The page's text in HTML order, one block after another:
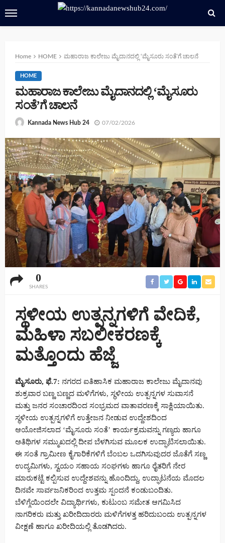
Home HOME ಮಹಾರಾಜ ಕಾಲೇಜು ಮೈದಾನದಲ್ಲಿ ‘ಮೈಸೂರು ಸಂತೆ’ಗೆ ಚಾಲನೆ
HOME
ಮಹಾರಾಜ ಕಾಲೇಜು ಮೈದಾನದಲ್ಲಿ ‘ಮೈಸೂರು
ಸಂತೆ’ಗೆ ಚಾಲನೆ
Kannada News Hub 24 07/02/2026
0
SHARES
ಸ್ಥಳೀಯ ಉತ್ಪನ್ನಗಳಿಗೆ ವೇದಿಕೆ,
ಮಹಿಳಾ ಸಬಲೀಕರಣಕ್ಕೆ
ಮತ್ತೊಂದು ಹೆಜ್ಜೆ
ಮೈಸೂರು, ಫೆ.7: ನಗರದ ಐತಿಹಾಸಿಕ ಮಹಾರಾಜ ಕಾಲೇಜು ಮೈದಾನವು
ಶುಕ್ರವಾರ ಬಣ್ಣ ಬಣ್ಣದ ಮಳಿಗೆಗಳು, ಸ್ಥಳೀಯ ಉತ್ಪನ್ನಗಳ ಸುವಾಸನೆ
ಮತ್ತು ಜನರ ಸಂಚಾರದಿಂದ ಸಂಭ್ರಮದ ವಾತಾವರಣಕ್ಕೆ ಸಾಕ್ಷಿಯಾಯಿತು.
ಸ್ಥಳೀಯ ಉತ್ಪನ್ನಗಳಿಗೆ ಉತ್ತೇಜನ ನೀಡುವ ಉದ್ದೇಶದಿಂದ
ಆಯೋಜಿಸಲಾದ ‘ಮೈಸೂರು ಸಂತೆ’ ಕಾರ್ಯಕ್ರಮವನ್ನು ಗಣ್ಯರು ಹಾಗೂ
ಅತಿಥಿಗಳ ಸಮ್ಮುಖದಲ್ಲಿ ದೀಪ ಬೆಳಗಿಸುವ ಮೂಲಕ ಉದ್ಘಾಟಿಸಲಾಯಿತು.
ಈ ಸಂತೆ ಗ್ರಾಮೀಣ ಕೈಗಾರಿಕೆಗಳಿಗೆ ಬೆಂಬಲ ಒದಗಿಸುವುದರ ಜೊತೆಗೆ ಸಣ್ಣ
ಉದ್ಯಮಿಗಳು, ಸ್ವಯಂ ಸಹಾಯ ಸಂಘಗಳು ಹಾಗೂ ರೈತರಿಗೆ ನೇರ
ಮಾರುಕಟ್ಟೆ ಕಲ್ಪಿಸುವ ಉದ್ದೇಶವನ್ನು ಹೊಂದಿದ್ದು, ಉದ್ಘಾಟನೆಯ ಮೊದಲ
ದಿನವೇ ಸಾರ್ವಜನಿಕರಿಂದ ಉತ್ತಮ ಸ್ಪಂದನೆ ಕಂಡುಬಂದಿತು.
ಬೆಳಿಗ್ಗೆಯಿಂದಲೇ ವಿದ್ಯಾರ್ಥಿಗಳು, ಕುಟುಂಬ ಸಮೇತ ಆಗಮಿಸಿದ
ನಾಗರಿಕರು ಮತ್ತು ಖರೀದಿದಾರರು ಮಳಿಗೆಗಳತ್ತ ಹರಿದುಬಂದು ಉತ್ಪನ್ನಗಳ
ವೀಕ್ಷಣೆ ಹಾಗೂ ಖರೀದಿಯಲ್ಲಿ ತೊಡಗಿದರು.